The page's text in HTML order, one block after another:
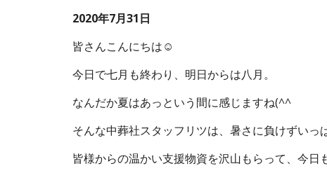
2020年7月31日
皆さんこんにちは☺
今日で七月も終わり、明日からは八月。
なんだか夏はあっという間に感じますね(^^
そんな中葬社スタッフリツは、暑さに負けずいっ
皆様からの温かい支援物資を沢山もらって、今日